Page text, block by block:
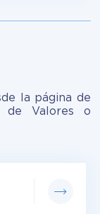
la página de
de Valores o